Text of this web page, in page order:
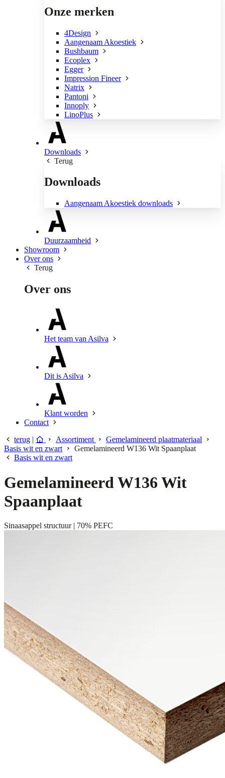
Onze merken
4Design
Aangenaam Akoestiek
Bushbaum
Ecoplex
Egger
Impression Fineer
Natrix
Pantoni
Innoply
LinoPlus
Downloads
Terug
Downloads
Aangenaam Akoestiek downloads
Duurzaamheid
Showroom
Over ons
Terug
Over ons
Het team van Asilva
Dit is Asilva
Klant worden
Contact
terug | Assortiment
Gemelamineerd plaatmateriaal
Basis wit en zwart
Gemelamineerd W136 Wit Spaanplaat
Basis wit en zwart
Gemelamineerd W136 Wit
Spaanplaat
Sinaasappel structuur | 70% PEFC